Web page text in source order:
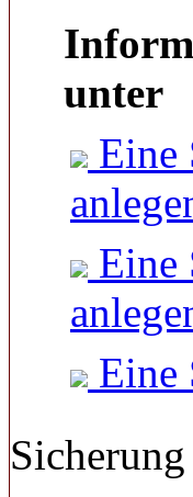
unter
Eine
Eine
Eine